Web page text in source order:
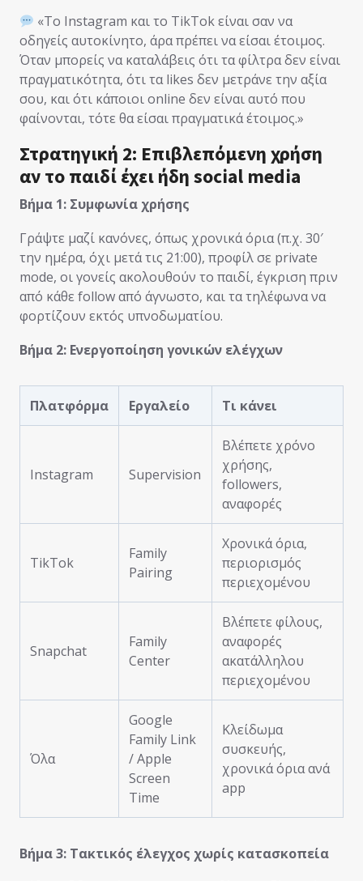
«Το Instagram και το TikTok είναι σαν να
οδηγείς αυτοκίνητο, άρα πρέπει να είσαι έτοιμος.
Όταν μπορείς να καταλάβεις ότι τα φίλτρα δεν είναι
πραγματικότητα, ότι τα likes δεν μετράνε την αξία
σου, και ότι κάποιοι online δεν είναι αυτό που
φαίνονται, τότε θα είσαι πραγματικά έτοιμος.»
Στρατηγική 2: Επιβλεπόμενη χρήση
αν το παιδί έχει ήδη social media
Βήμα 1: Συμφωνία χρήσης
Γράψτε μαζί κανόνες, όπως χρονικά όρια (π.χ. 30′
την ημέρα, όχι μετά τις 21:00), προφίλ σε private
mode, οι γονείς ακολουθούν το παιδί, έγκριση πριν
από κάθε follow από άγνωστο, και τα τηλέφωνα να
φορτίζουν εκτός υπνοδωματίου.
Βήμα 2: Ενεργοποίηση γονικών ελέγχων
Πλατφόρμα Εργαλείο Τι κάνει
Instagram Supervision
Βλέπετε χρόνο
χρήσης,
followers,
αναφορές
TikTok
Family
Pairing
Χρονικά όρια,
περιορισμός
περιεχομένου
Snapchat
Family
Center
Βλέπετε φίλους,
αναφορές
ακατάλληλου
περιεχομένου
Όλα
Google
Family Link
/ Apple
Screen
Time
Κλείδωμα
συσκευής,
χρονικά όρια ανά
app
Βήμα 3: Τακτικός έλεγχος χωρίς κατασκοπεία